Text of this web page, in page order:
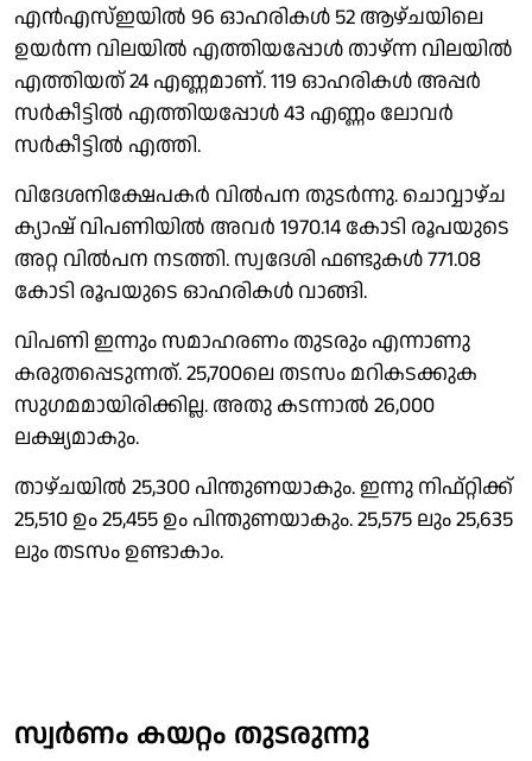
എൻഎസ്ഇയിൽ 96 ഓഹരികൾ 52 ആഴ്ചയിലെ
ഉയർന്ന വിലയിൽ എത്തിയപ്പോൾ താഴ്ന്ന വിലയിൽ
എത്തിയത് 24 എണ്ണമാണ്. 119 ഓഹരികൾ അപ്പർ
സർകീട്ടിൽ എത്തിയപ്പോൾ 43 എണ്ണം ലോവർ
സർകീട്ടിൽ എത്തി.
വിദേശനിക്ഷേപകർ വിൽപന തുടർന്നു. ചൊവ്വാഴ്ച
ക്യാഷ് വിപണിയിൽ അവർ 1970.14 കാേടി രൂപയുടെ
അറ്റ വിൽപന നടത്തി. സ്വദേശി ഫണ്ടുകൾ 771.08
കോടി രൂപയുടെ ഓഹരികൾ വാങ്ങി.
വിപണി ഇന്നും സമാഹരണം തുടരും എന്നാണു
കരുതപ്പെടുന്നത്. 25,700ലെ തടസം മറികടക്കുക
സുഗമമായിരിക്കില്ല. അതു കടന്നാൽ 26,000
ലക്ഷ്യമാകും.
താഴ്ചയിൽ 25,300 പിന്തുണയാകും. ഇന്നു നിഫ്റ്റിക്ക്
25,510 ഉം 25,455 ഉം പിന്തുണയാകും. 25,575 ലും 25,635
ലും തടസം ഉണ്ടാകാം.
സ്വർണം കയറ്റം തുടരുന്നു